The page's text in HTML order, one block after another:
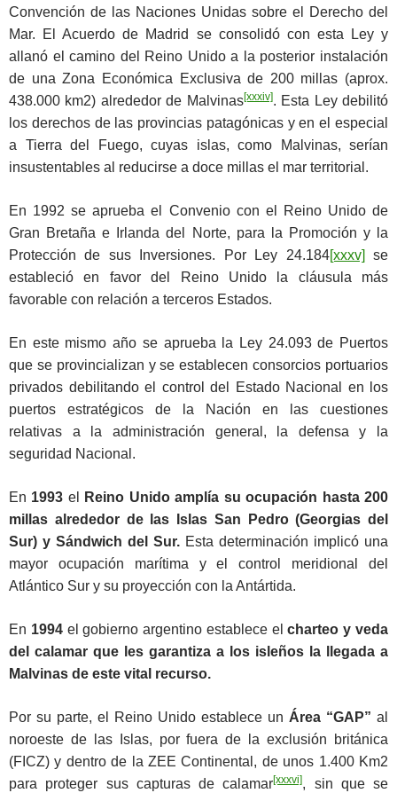
Convención de las Naciones Unidas sobre el Derecho del
Mar. El Acuerdo de Madrid se consolidó con esta Ley y
allanó el camino del Reino Unido a la posterior instalación
de una Zona Económica Exclusiva de 200 millas (aprox.
438.000 km2) alrededor de Malvinas[xxxiv]. Esta Ley debilitó
los derechos de las provincias patagónicas y en el especial
a Tierra del Fuego, cuyas islas, como Malvinas, serían
insustentables al reducirse a doce millas el mar territorial.
En 1992 se aprueba el Convenio con el Reino Unido de
Gran Bretaña e Irlanda del Norte, para la Promoción y la
Protección de sus Inversiones. Por Ley 24.184[xxxv] se
estableció en favor del Reino Unido la cláusula más
favorable con relación a terceros Estados.
En este mismo año se aprueba la Ley 24.093 de Puertos
que se provincializan y se establecen consorcios portuarios
privados debilitando el control del Estado Nacional en los
puertos estratégicos de la Nación en las cuestiones
relativas a la administración general, la defensa y la
seguridad Nacional.
En 1993 el
Reino Unido amplía su ocupación hasta 200
millas alrededor de las Islas San Pedro (Georgias del
Sur) y Sándwich del Sur. Esta determinación implicó una
mayor ocupación marítima y el control meridional del
Atlántico Sur y su proyección con la Antártida.
En 1994el gobierno argentino establece elcharteo y veda
del calamar que les garantiza a los isleños la llegada a
Malvinas de este vital recurso.
Por su parte, el Reino Unido establece un Área “GAP” al
noroeste de las Islas, por fuera de la exclusión británica
(FICZ) y dentro de la ZEE Continental, de unos 1.400 Km2
para proteger sus capturas de calamar[xxxvi], sin que se